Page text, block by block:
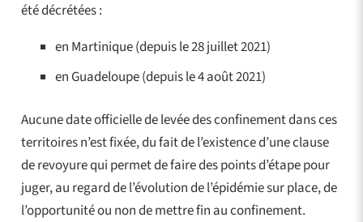
été décrétées :
en Martinique (depuis le 28 juillet 2021)
en Guadeloupe (depuis le 4 août 2021)
Aucune date officielle de levée des confinement dans ces
territoires n’est fixée, du fait de l’existence d’une clause
de revoyure qui permet de faire des points d’étape pour
juger, au regard de l’évolution de l’épidémie sur place, de
l’opportunité ou non de mettre fin au confinement.